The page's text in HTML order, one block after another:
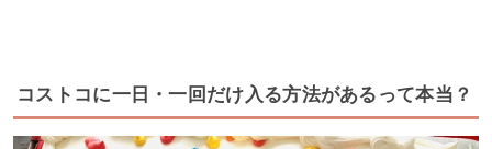
コストコに一日・一回だけ入る方法があるって本当？